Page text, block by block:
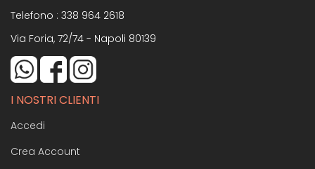
Telefono : 338 964 2618
Via Foria, 72/74 - Napoli 80139
I NOSTRI CLIENTI
Accedi
Crea Account